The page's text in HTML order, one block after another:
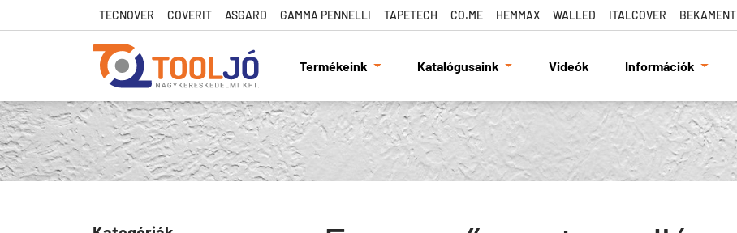
TECNOVER COVERIT ASGARD GAMMA PENNELLI TAPETECH CO.ME HEMMAX WALLED ITALCOVER BEKAMENT
Tool Jó
Termékeink Katalógusaink Videók Információk